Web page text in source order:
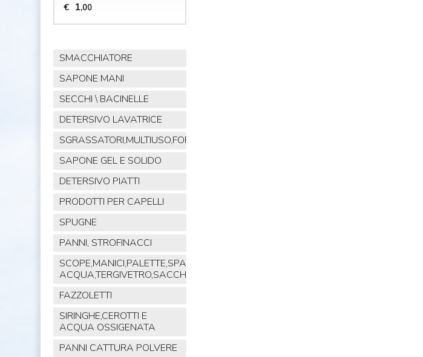
€ 1,00
SMACCHIATORE
SAPONE MANI
SECCHI \ BACINELLE
DETERSIVO LAVATRICE
SGRASSATORI,MULTIUSO,FORNO,POLVERE,VETRI,AMMONIACA
SAPONE GEL E SOLIDO
DETERSIVO PIATTI
PRODOTTI PER CAPELLI
SPUGNE
PANNI, STROFINACCI
SCOPE,MANICI,PALETTE,SPAZZOLE,TIRA
ACQUA,TERGIVETRO,SACCHI,MOP
FAZZOLETTI
SIRINGHE,CEROTTI E
ACQUA OSSIGENATA
PANNI CATTURA POLVERE